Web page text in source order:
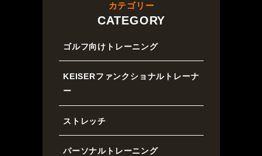
カテゴリー
CATEGORY
ゴルフ向けトレーニング
KEISERファンクショナルトレーナ
ー
ストレッチ
パーソナルトレーニング